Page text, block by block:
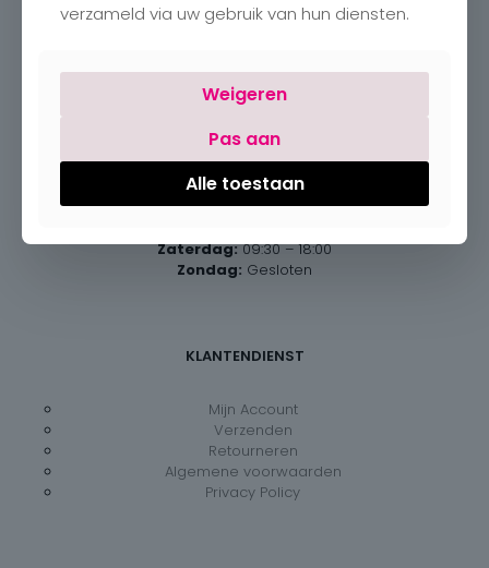
Maandag: Gesloten
Zaterdag: 09:30 – 18:00
Zondag: Gesloten
KLANTENDIENST
Mijn Account
Verzenden
Retourneren
Algemene voorwaarden
Privacy Policy
verzameld via uw gebruik van hun diensten.
Weigeren
Pas aan
Alle toestaan